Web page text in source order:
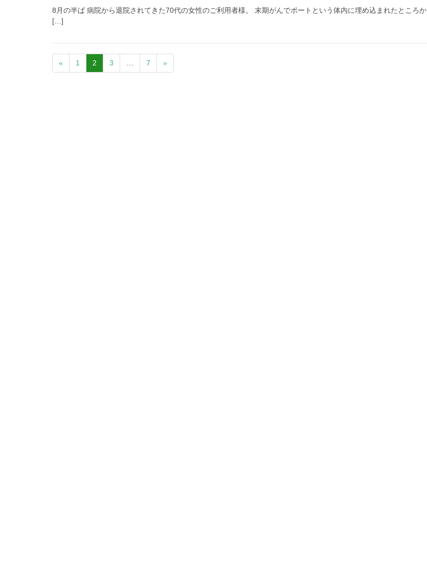
8月の半ば 病院から退院されてきた70代の女性のご利用者様。 末期がんでポートという体内に埋め込まれたところか
[…]
« 1 2 3 7 »